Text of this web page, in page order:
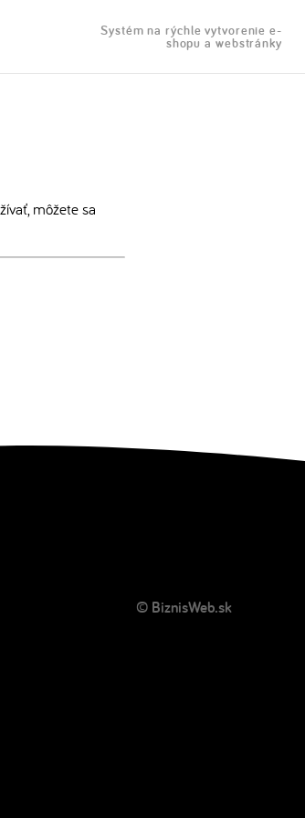
Systém na rýchle vytvorenie e-
shopu a webstránky
môžete sa
© BiznisWeb.sk